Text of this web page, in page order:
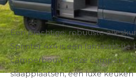
Een prachtige, robuuste
Sprinter 4x4 is een fantastische
camperbouw. Deze camper is
slaapplaatsen, een luxe